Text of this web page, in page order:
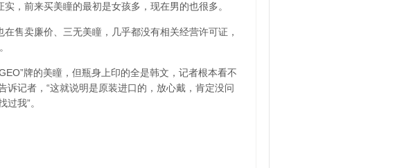
，前来买美瞳的最初是女孩多，现在男的也很多。
售卖廉价、三无美瞳，几乎都没有相关经营许可证，
牌的美瞳，但瓶身上印的全是韩文，记者根本看不
记者，“这就说明是原装进口的，放心戴，肯定没问
我”。